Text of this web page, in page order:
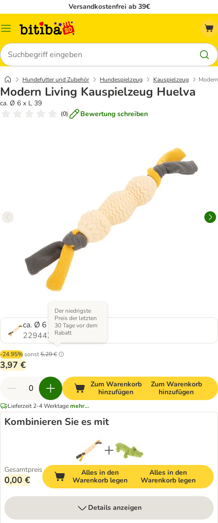
Versandkostenfrei ab 39€
Menü
Suchen
Hundefutter und Zubehör Hundespielzeug Kauspielzeug
Modern Living Kauspielzeug Huelva
ca. Ø 6 x L 39
(0) Bewertung schreiben
ca. Ø 6 x L 39
2294427.0
-24.95%sonst5,29 €
Der niedrigste
Preis der letzten
30 Tage vor dem
Rabatt
3,97 €
Zum Warenkorb
hinzufügen
Zum Warenkorb
hinzufügen
Lieferzeit 2-4 Werktagemehr...
Kombinieren Sie es mit
Gesamtpreis
0,00 €
Alles in den
Warenkorb legen
Alles in den
Warenkorb legen
Details anzeigen